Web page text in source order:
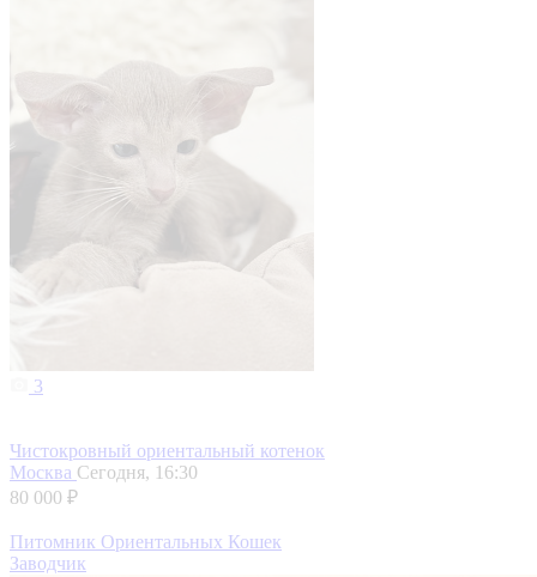
3
Чистокровный ориентальный котенок
Москва Сегодня, 16:30
80 000 ₽
Питомник Ориентальных Кошек
Заводчик